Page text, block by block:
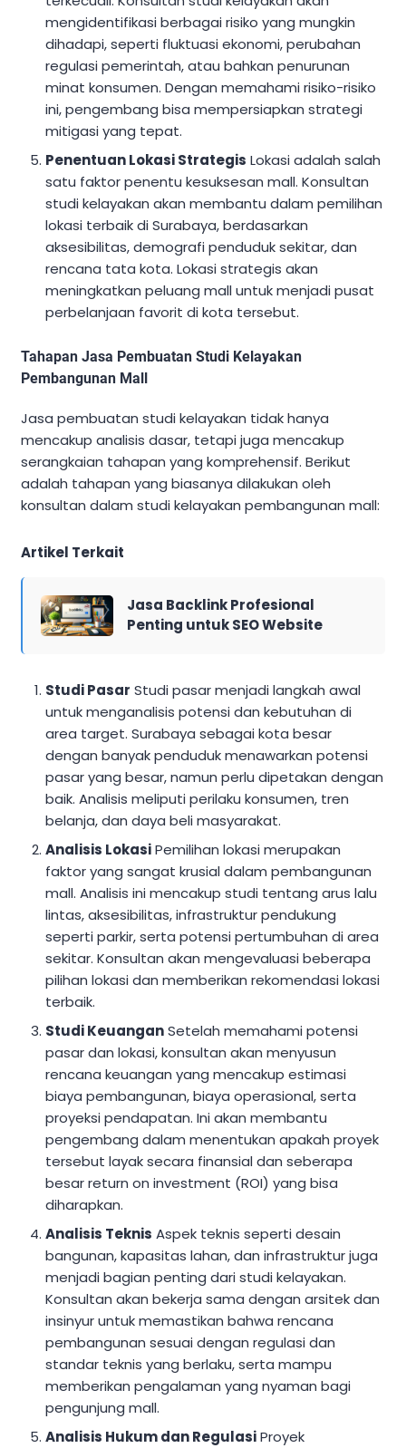
mengidentifikasi berbagai risiko yang mungkin
dihadapi, seperti fluktuasi ekonomi, perubahan
regulasi pemerintah, atau bahkan penurunan
minat konsumen. Dengan memahami risiko-risiko
ini, pengembang bisa mempersiapkan strategi
mitigasi yang tepat.
Penentuan Lokasi Strategis Lokasi adalah salah
satu faktor penentu kesuksesan mall. Konsultan
studi kelayakan akan membantu dalam pemilihan
lokasi terbaik di Surabaya, berdasarkan
aksesibilitas, demografi penduduk sekitar, dan
rencana tata kota. Lokasi strategis akan
meningkatkan peluang mall untuk menjadi pusat
perbelanjaan favorit di kota tersebut.
Tahapan Jasa Pembuatan Studi Kelayakan
Pembangunan Mall
Jasa pembuatan studi kelayakan tidak hanya
mencakup analisis dasar, tetapi juga mencakup
serangkaian tahapan yang komprehensif. Berikut
adalah tahapan yang biasanya dilakukan oleh
konsultan dalam studi kelayakan pembangunan mall:
Artikel Terkait
Jasa Backlink Profesional
Penting untuk SEO Website
Studi Pasar Studi pasar menjadi langkah awal
untuk menganalisis potensi dan kebutuhan di
area target. Surabaya sebagai kota besar
dengan banyak penduduk menawarkan potensi
pasar yang besar, namun perlu dipetakan dengan
baik. Analisis meliputi perilaku konsumen, tren
belanja, dan daya beli masyarakat.
Analisis LokasiPemilihan lokasi merupakan
faktor yang sangat krusial dalam pembangunan
mall. Analisis ini mencakup studi tentang arus lalu
lintas, aksesibilitas, infrastruktur pendukung
seperti parkir, serta potensi pertumbuhan di area
sekitar. Konsultan akan mengevaluasi beberapa
pilihan lokasi dan memberikan rekomendasi lokasi
terbaik.
Studi KeuanganSetelah memahami potensi
pasar dan lokasi, konsultan akan menyusun
rencana keuangan yang mencakup estimasi
biaya pembangunan, biaya operasional, serta
proyeksi pendapatan. Ini akan membantu
pengembang dalam menentukan apakah proyek
tersebut layak secara finansial dan seberapa
besar return on investment (ROI) yang bisa
diharapkan.
Analisis Teknis Aspek teknis seperti desain
bangunan, kapasitas lahan, dan infrastruktur juga
menjadi bagian penting dari studi kelayakan.
Konsultan akan bekerja sama dengan arsitek dan
insinyur untuk memastikan bahwa rencana
pembangunan sesuai dengan regulasi dan
standar teknis yang berlaku, serta mampu
memberikan pengalaman yang nyaman bagi
pengunjung mall.
Analisis Hukum dan RegulasiProyek